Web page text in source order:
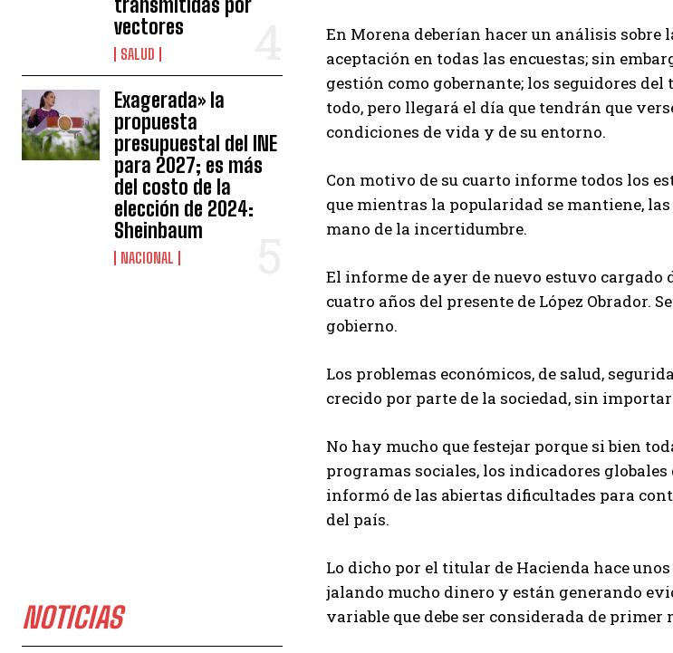
transmitidas por
vectores
SALUD
Exagerada» la
propuesta
presupuestal del INE
para 2027; es más
del costo de la
elección de 2024:
Sheinbaum
NACIONAL
NOTICIAS
En Morena deberían hacer un análisis
aceptación en todas las encuestas; sin
gestión como gobernante; los seguidores
todo, pero llegará el día que tendrán que
condiciones de vida y de su entorno.
Con motivo de su cuarto informe todos los
que mientras la popularidad se mantiene,
mano de la incertidumbre.
El informe de ayer de nuevo estuvo
cuatro años del presente de López Obrador.
gobierno.
Los problemas económicos, de salud,
crecido por parte de la sociedad, sin
No hay mucho que festejar porque si bien
programas sociales, los indicadores
informó de las abiertas dificultades para
del país.
Lo dicho por el titular de Hacienda hace
jalando mucho dinero y están generando
variable que debe ser considerada de primer